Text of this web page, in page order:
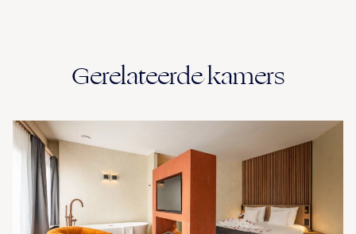
Gerelateerde kamers